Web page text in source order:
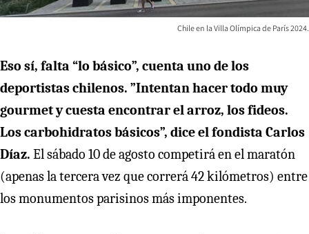
Chile en la Villa Olímpica de París 2024.
Eso sí, falta “lo básico”, cuenta uno de los
deportistas chilenos. ”Intentan hacer todo muy
gourmet y cuesta encontrar el arroz, los fideos.
Los carbohidratos básicos”, dice el fondista Carlos
Díaz. El sábado 10 de agosto competirá en el maratón
(apenas la tercera vez que correrá 42 kilómetros) entre
los monumentos parisinos más imponentes.